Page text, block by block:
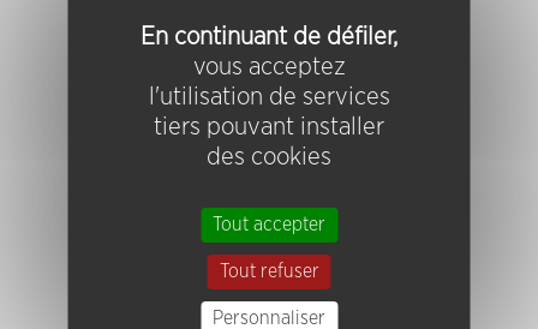
Christophe Joneau quartet invite Jean-Luc
Cappozzo, Alain Bruel et Manou Lefeuvre
Christophe Limousin Sextet
Didier Fréboeuf Trio
Fabrice Barré Quartet
François Raulin Quintet
Lolobô Quintet
Mangeurs de Soleil
Trio Fréboeuf – Souriau – Beausset
En continuant de défiler,
vous acceptez
l'utilisation de services
tiers pouvant installer
des cookies
Tout accepter
Tout refuser
Personnaliser